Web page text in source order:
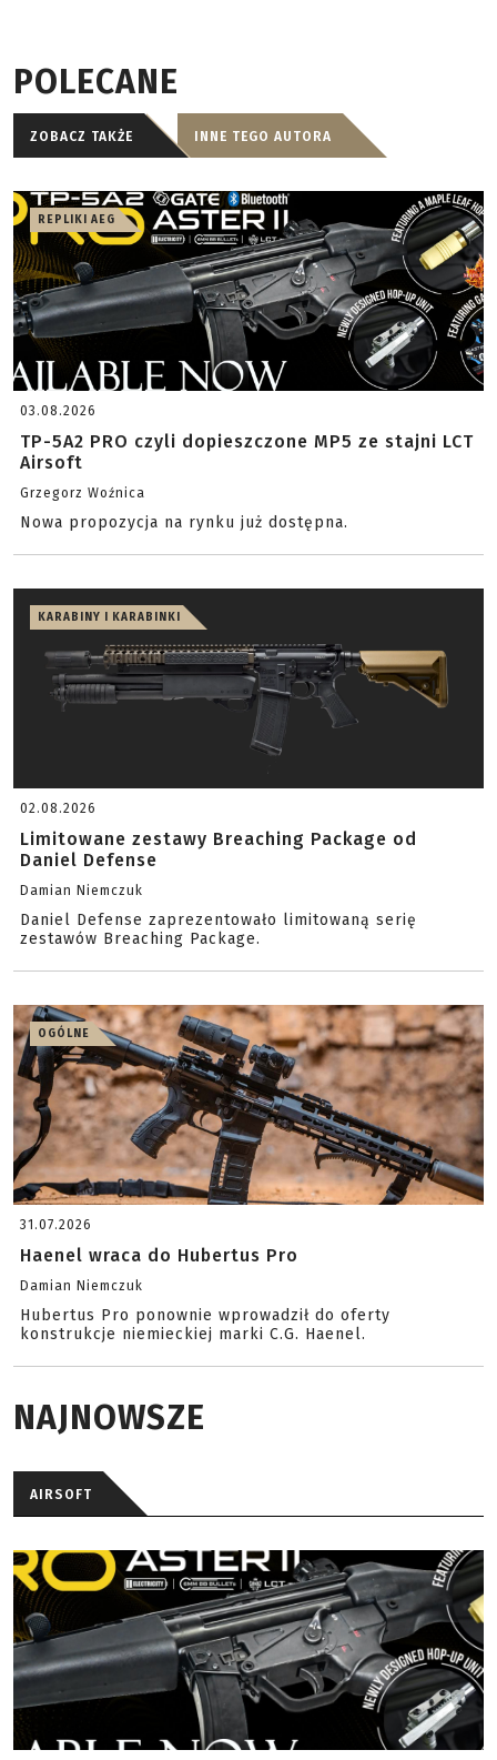
POLECANE
ZOBACZ TAKŻE INNE TEGO AUTORA
REPLIKI AEG
03.08.2026
TP-5A2 PRO czyli dopieszczone MP5 ze stajni LCT
Airsoft
Grzegorz Woźnica
Nowa propozycja na rynku już dostępna.
KARABINY I KARABINKI
02.08.2026
Limitowane zestawy Breaching Package od
Daniel Defense
Damian Niemczuk
Daniel Defense zaprezentowało limitowaną serię
zestawów Breaching Package.
OGÓLNE
31.07.2026
Haenel wraca do Hubertus Pro
Damian Niemczuk
Hubertus Pro ponownie wprowadził do oferty
konstrukcje niemieckiej marki C.G. Haenel.
NAJNOWSZE
AIRSOFT